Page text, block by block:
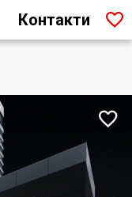
Контакти 
